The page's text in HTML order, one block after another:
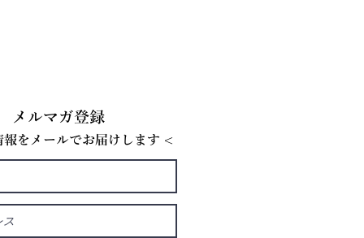
メルマガ登録
をメールでお届けします <